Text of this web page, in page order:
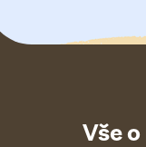
Vše